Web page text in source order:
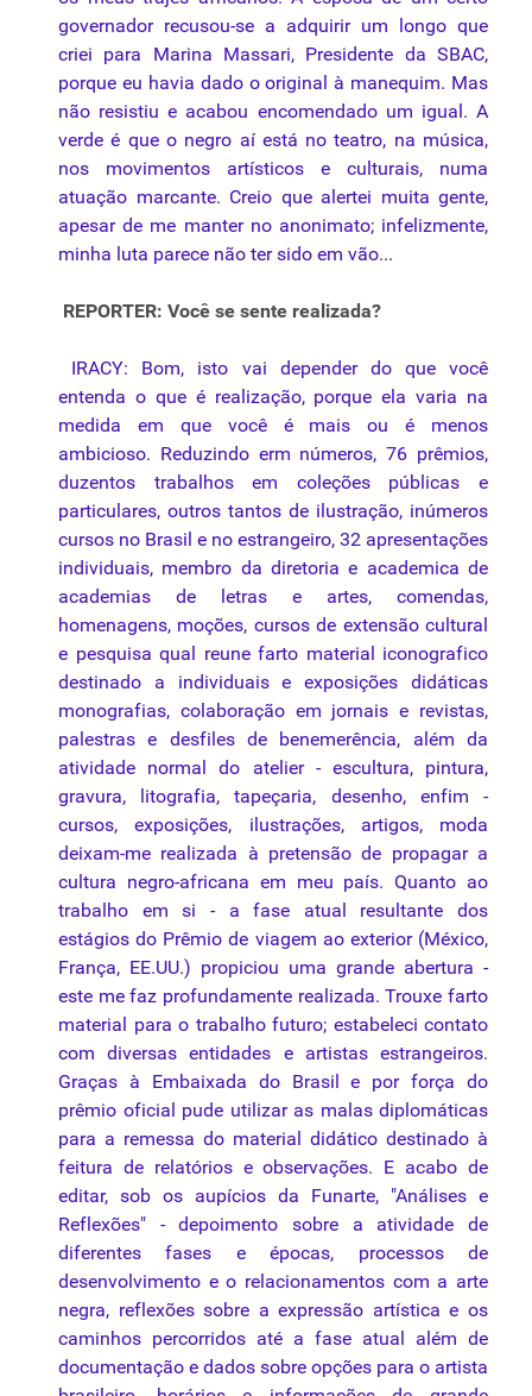
governador recusou-se a adquirir um longo que
criei para Marina Massari, Presidente da SBAC,
porque eu havia dado o original à manequim. Mas
não resistiu e acabou encomendado um igual. A
verde é que o negro aí está no teatro, na música,
nos movimentos artísticos e culturais, numa
atuação marcante. Creio que alertei muita gente,
apesar de me manter no anonimato; infelizmente,
minha luta parece não ter sido em vão...
REPORTER: Você se sente realizada?
IRACY: Bom, isto vai depender do que você
entenda o que é realização, porque ela varia na
medida em que você é mais ou é menos
ambicioso. Reduzindo erm números, 76 prêmios,
duzentos trabalhos em coleções públicas e
particulares, outros tantos de ilustração, inúmeros
cursos no Brasil e no estrangeiro, 32 apresentações
individuais, membro da diretoria e academica de
academias de letras e artes, comendas,
homenagens, moções, cursos de extensão cultural
e pesquisa qual reune farto material iconografico
destinado a individuais e exposições didáticas
monografias, colaboração em jornais e revistas,
palestras e desfiles de benemerência, além da
atividade normal do atelier - escultura, pintura,
gravura, litografia, tapeçaria, desenho, enfim -
cursos, exposições, ilustrações, artigos, moda
deixam-me realizada à pretensão de propagar a
cultura negro-africana em meu país. Quanto ao
trabalho em si - a fase atual resultante dos
estágios do Prêmio de viagem ao exterior (México,
França, EE.UU.) propiciou uma grande abertura -
este me faz profundamente realizada. Trouxe farto
material para o trabalho futuro; estabeleci contato
com diversas entidades e artistas estrangeiros.
Graças à Embaixada do Brasil e por força do
prêmio oficial pude utilizar as malas diplomáticas
para a remessa do material didático destinado à
feitura de relatórios e observações. E acabo de
editar, sob os aupícios da Funarte, "Análises e
Reflexões" - depoimento sobre a atividade de
diferentes fases e épocas, processos de
desenvolvimento e o relacionamentos com a arte
negra, reflexões sobre a expressão artística e os
caminhos percorridos até a fase atual além de
documentação e dados sobre opções para o artista